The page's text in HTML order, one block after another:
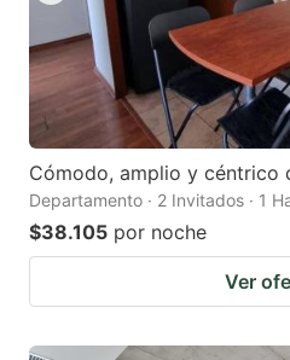
Cómodo, amplio y céntrico
Departamento · 2 Invitados · 1
$38.105 por noche
Ver